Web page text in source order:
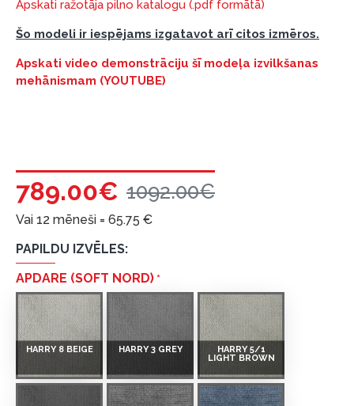
Apskati ražotāja pilno katalogu (.pdf formātā)
Šo modeli ir iespējams izgatavot arī citos izmēros.
Apskati video demonstrāciju šī modeļa izvilkšanas
mehānismam (YOUTUBE)
789.00€ 1092.00€
Vai 12 mēneši = 65.75 €
PAPILDU IZVĒLES:
APDARE (SOFT NORD)
HARRY 8 BEIGE HARRY 3 GREY
HARRY 5/1
LIGHT BROWN